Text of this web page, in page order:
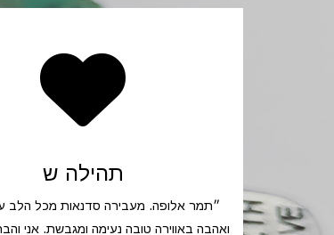
תהילה ש
״תמר אלופה. מעבירה סדנאות מכל הלב
ואהבה באווירה טובה נעימה ומגבשת. אני